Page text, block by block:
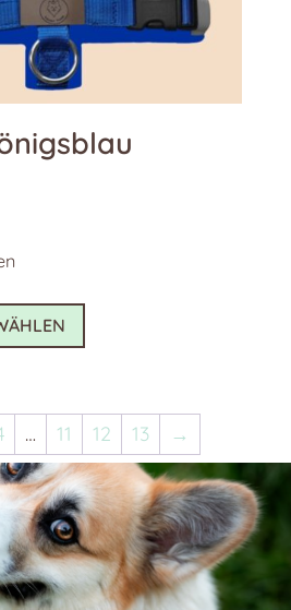
gewählt
werden
Dieses
Varianten
auf.
Die
Optionen
können
auf
… 11 12 13 →